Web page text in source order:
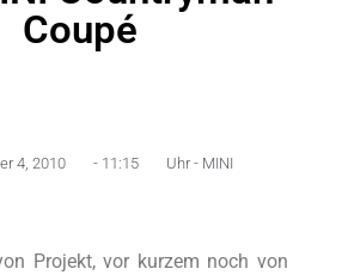
Coupé
4, 2010 - 11:15 Uhr - MINI
Projekt, vor kurzem noch von